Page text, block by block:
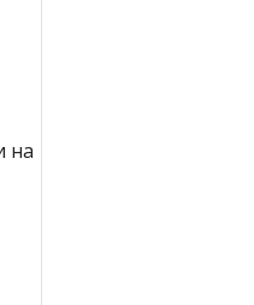
на